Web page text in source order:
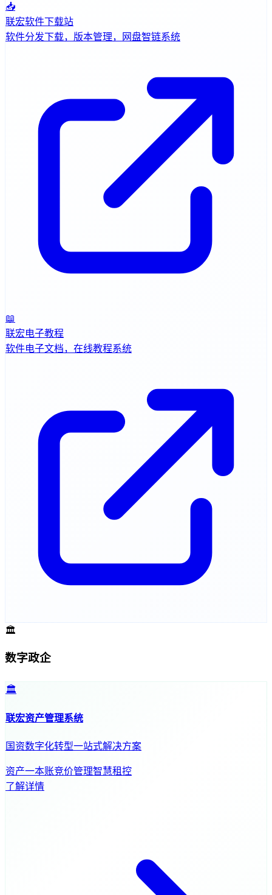
📥
联宏软件下载站
软件分发下载，版本管理，网盘智链系统
📖
联宏电子教程
软件电子文档，在线教程系统
🏛️
数字政企
🏛️
联宏资产管理系统
国资数字化转型一站式解决方案
资产一本账竞价管理智慧租控
了解详情